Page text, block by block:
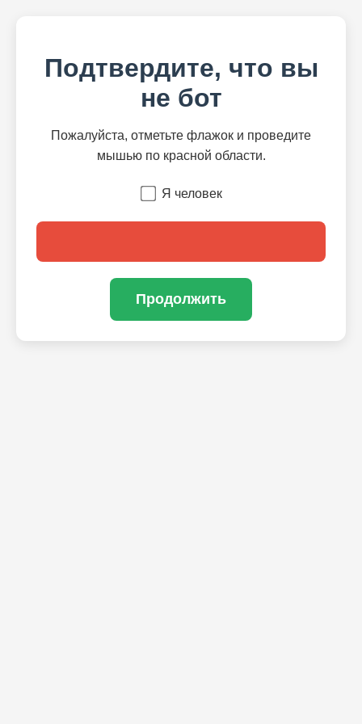
Подтвердите, что вы
не бот
Пожалуйста, отметьте флажок и проведите
мышью по красной области.
Я человек
Продолжить